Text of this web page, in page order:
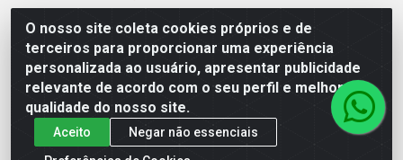
O nosso site coleta cookies próprios e de
terceiros para proporcionar uma experiência
personalizada ao usuário, apresentar publicidade
relevante de acordo com o seu perfil e melhorar a
qualidade do nosso site.
Aceito
Negar não essenciais
Rod. BR-101 Sul, Km 73, 4505, Galpão A, Ibura -
Recife/PE - CEP 51240-340 - CNPJ 70.089.974/0001-79